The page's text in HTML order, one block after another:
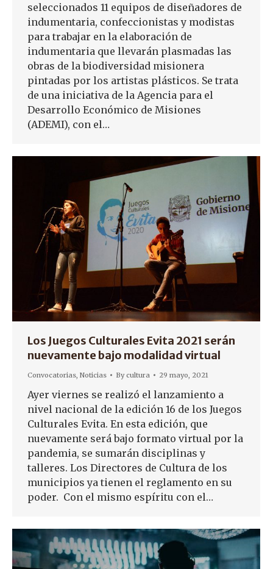
seleccionados 11 equipos de diseñadores de
indumentaria, confeccionistas y modistas
para trabajar en la elaboración de
indumentaria que llevarán plasmadas las
obras de la biodiversidad misionera
pintadas por los artistas plásticos. Se trata
de una iniciativa de la Agencia para el
Desarrollo Económico de Misiones
(ADEMI), con el…
Los Juegos Culturales Evita 2021 serán
nuevamente bajo modalidad virtual
Convocatorias, Noticias Bycultura 29 mayo, 2021
Ayer viernes se realizó el lanzamiento a
nivel nacional de la edición 16 de los Juegos
Culturales Evita. En esta edición, que
nuevamente será bajo formato virtual por la
pandemia, se sumarán disciplinas y
talleres. Los Directores de Cultura de los
municipios ya tienen el reglamento en su
poder. Con el mismo espíritu con el…